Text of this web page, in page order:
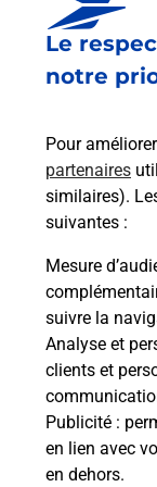
Le
notre
Pour
partenaires
similaires).
suivantes :
Mesure
suivre la
Analyse et
clients et
Publicité :
en lien avec
en dehors.
Prochaine
1 Rue De La
41100 Faye
Itinéraire
Le lien s'ouvre